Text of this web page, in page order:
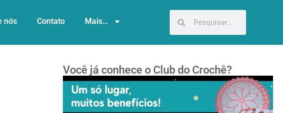
nós Contato Mais…
Você já conhece o Club do Crochê?